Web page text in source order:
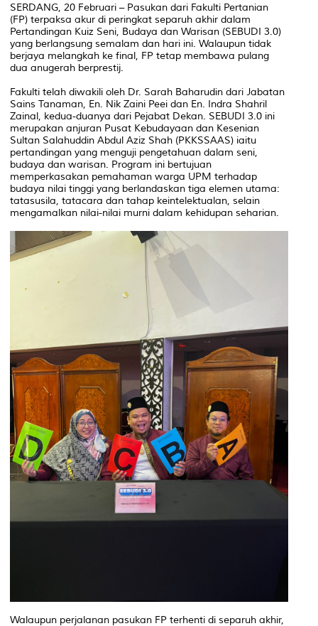
SERDANG, 20 Februari – Pasukan dari Fakulti Pertanian
(FP) terpaksa akur di peringkat separuh akhir dalam
Pertandingan Kuiz Seni, Budaya dan Warisan (SEBUDI 3.0)
yang berlangsung semalam dan hari ini. Walaupun tidak
berjaya melangkah ke final, FP tetap membawa pulang
dua anugerah berprestij.
Fakulti telah diwakili oleh Dr. Sarah Baharudin dari Jabatan
Sains Tanaman, En. Nik Zaini Peei dan En. Indra Shahril
Zainal, kedua-duanya dari Pejabat Dekan. SEBUDI 3.0 ini
merupakan anjuran Pusat Kebudayaan dan Kesenian
Sultan Salahuddin Abdul Aziz Shah (PKKSSAAS) iaitu
pertandingan yang menguji pengetahuan dalam seni,
budaya dan warisan. Program ini bertujuan
memperkasakan pemahaman warga UPM terhadap
budaya nilai tinggi yang berlandaskan tiga elemen utama:
tatasusila, tatacara dan tahap keintelektualan, selain
mengamalkan nilai-nilai murni dalam kehidupan seharian.
Walaupun perjalanan pasukan FP terhenti di separuh akhir,